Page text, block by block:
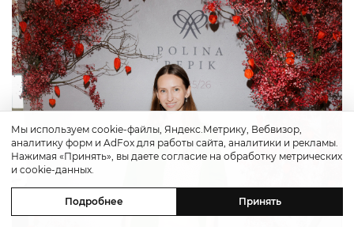
Мы используем cookie-файлы, Яндекс.Метрику, Вебвизор,
аналитику форм и AdFox для работы сайта, аналитики и рекламы.
Нажимая «Принять», вы даете согласие на обработку метрических
и cookie-данных.
Подробнее Принять